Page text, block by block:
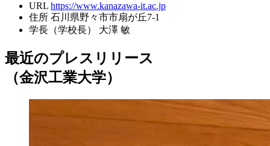
URL https://www.kanazawa-it.ac.jp
住所 石川県野々市市扇が丘7-1
学長（学校長）
大澤 敏
最近のプレスリリース
（金沢工業大学）